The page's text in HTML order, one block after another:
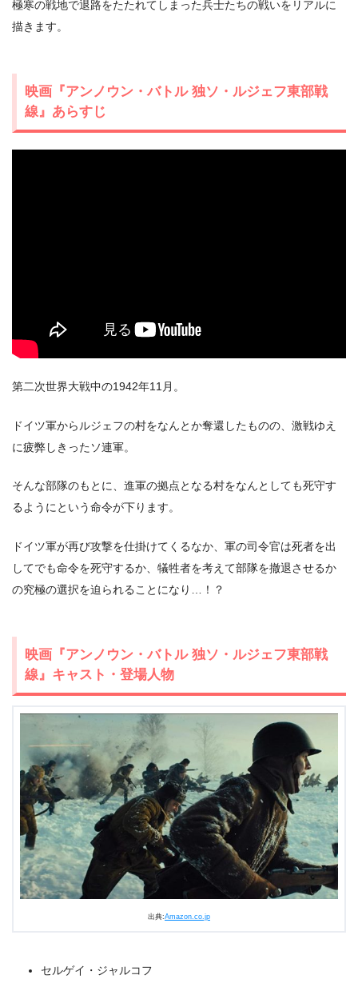
出典: U-NEXT
今すぐ無料でU-NEXTで見る
出典: U-NEXT
極寒の戦地で退路をたたれてしまった兵士たちの戦いをリアルに
描きます。
映画『アンノウン・バトル 独ソ・ルジェフ東部戦
線』あらすじ
第二次世界大戦中の1942年11月。
ドイツ軍からルジェフの村をなんとか奪還したものの、激戦ゆえ
に疲弊しきったソ連軍。
そんな部隊のもとに、進軍の拠点となる村をなんとしても死守す
るようにという命令が下ります。
ドイツ軍が再び攻撃を仕掛けてくるなか、軍の司令官は死者を出
してでも命令を死守するか、犠牲者を考えて部隊を撤退させるか
の究極の選択を迫られることになり…！？
映画『アンノウン・バトル 独ソ・ルジェフ東部戦
線』キャスト・登場人物
出典:Amazon.co.jp
セルゲイ・ジャルコフ